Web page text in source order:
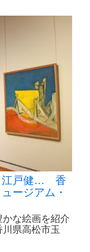
江戸健… 香
ージアム・
な絵画を紹介
県高松市玉